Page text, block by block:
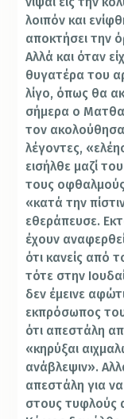
λοιπόν και
αποκτήσει την
Αλλά και όταν
θυγατέρα του
λίγο, όπως θα
σήμερα ο
τον
λέγοντες,
εισήλθε μαζί
τους
«κατά την
εθεράπευσε.
έχουν
ότι κανείς από
τότε στην
δεν έμεινε
εκπρόσωπος
ότι απεστάλη
«κηρύξαι
ανάβλεψιν».
απεστάλη για
στους τυφλούς